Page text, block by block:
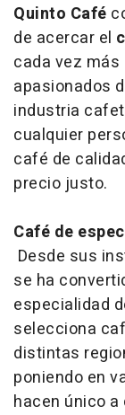
Quinto Café
de acercar el
cada vez más
apasionados
industria
cualquier
café de
precio justo.
Café de
Desde sus
se ha
especialidad
selecciona
distintas
poniendo en
hacen único a